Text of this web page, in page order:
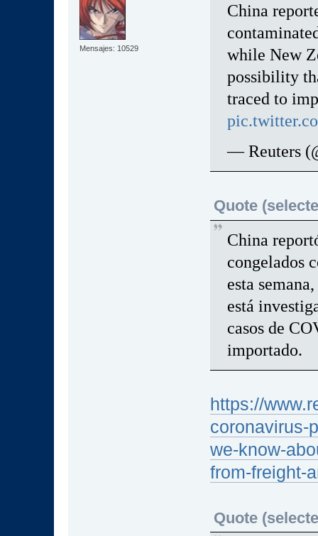
Mensajes: 10529
China
while New
possibility
traced to
— Reuters
Quote
China
congelados
esta
está
casos de
importado.
https://
coronavirus-
we-know-
from-freight-
Quote